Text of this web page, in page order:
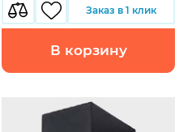
Заказ в 1 клик
В корзину